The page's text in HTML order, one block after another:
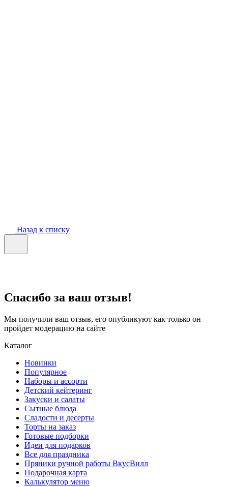
Назад к списку
Спасибо за ваш отзыв!
Мы получили ваш отзыв, его опубликуют как только он
пройдет модерацию на сайте
Каталог
Новинки
Популярное
Наборы и ассорти
Детский кейтеринг
Закуски и салаты
Сытные блюда
Сладости и десерты
Торты на заказ
Готовые подборки
Идеи для подарков
Все для праздника
Пряники ручной работы ВкусВилл
Подарочная карта
Калькулятор меню